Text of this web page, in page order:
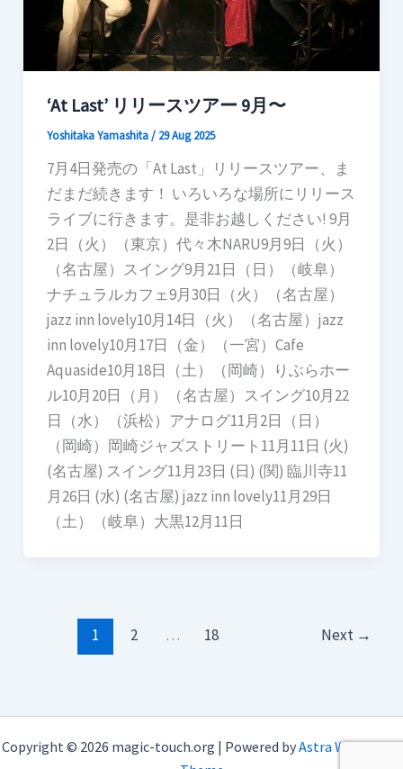
‘At Last’ リリースツアー 9月〜
Yoshitaka Yamashita/ 29 Aug 2025
7月4日発売の「At Last」リリースツアー、ま
だまだ続きます！ いろいろな場所にリリース
ライブに行きます。是非お越しください! 9月
2日（火）（東京）代々木NARU9月9日（火）
（名古屋）スイング9月21日（日）（岐阜）
ナチュラルカフェ9月30日（火）（名古屋）
jazz inn lovely10月14日（火）（名古屋）jazz
inn lovely10月17日（金）（一宮）Cafe
Aquaside10月18日（土）（岡崎）りぶらホー
ル10月20日（月）（名古屋）スイング10月22
日（水）（浜松）アナログ11月2日（日）
（岡崎）岡崎ジャズストリート11月11日 (火)
(名古屋) スイング11月23日 (日) (関) 臨川寺11
月26日 (水) (名古屋) jazz inn lovely11月29日
（土）（岐阜）大黒12月11日
1 2 … 18 Next →
Copyright © 2026 magic-touch.org | Powered byAstra WordPress